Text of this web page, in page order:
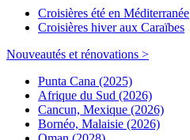
Croisières été en Méditerranée
Croisières hiver aux Caraïbes
Nouveautés et rénovations >
Punta Cana (2025)
Afrique du Sud (2026)
Cancun, Mexique (2026)
Bornéo, Malaisie (2026)